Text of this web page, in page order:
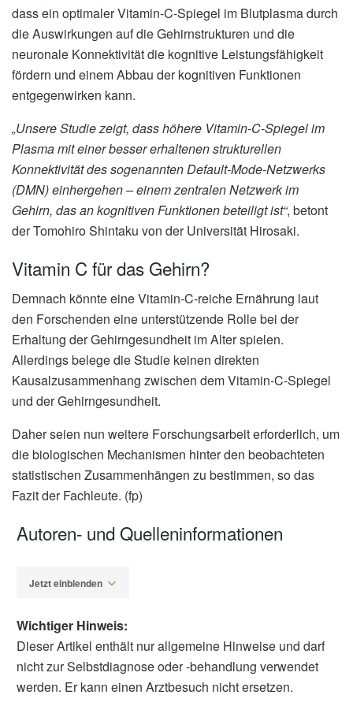
dass ein optimaler Vitamin-C-Spiegel im Blutplasma durch
die Auswirkungen auf die Gehirnstrukturen und die
neuronale Konnektivität die kognitive Leistungsfähigkeit
fördern und einem Abbau der kognitiven Funktionen
entgegenwirken kann.
„Unsere Studie zeigt, dass höhere Vitamin-C-Spiegel im
Plasma mit einer besser erhaltenen strukturellen
Konnektivität des sogenannten Default-Mode-Netzwerks
(DMN) einhergehen – einem zentralen Netzwerk im
Gehirn, das an kognitiven Funktionen beteiligt ist“, betont
der Tomohiro Shintaku von der Universität Hirosaki.
Vitamin C für das Gehirn?
Demnach könnte eine Vitamin-C-reiche Ernährung laut
den Forschenden eine unterstützende Rolle bei der
Erhaltung der Gehirngesundheit im Alter spielen.
Allerdings belege die Studie keinen direkten
Kausalzusammenhang zwischen dem Vitamin-C-Spiegel
und der Gehirngesundheit.
Daher seien nun weitere Forschungsarbeit erforderlich, um
die biologischen Mechanismen hinter den beobachteten
statistischen Zusammenhängen zu bestimmen, so das
Fazit der Fachleute. (fp)
Autoren- und Quelleninformationen
Jetzt einblenden
Wichtiger Hinweis:
Dieser Artikel enthält nur allgemeine Hinweise und darf
nicht zur Selbstdiagnose oder -behandlung verwendet
werden. Er kann einen Arztbesuch nicht ersetzen.